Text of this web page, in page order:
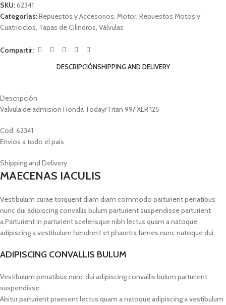
SKU:62341
Categorías:Repuestos y Accesorios, Motor, Repuestos Motos y
Cuatriciclos, Tapas de Cilindros, Válvulas
Compartir:
DESCRIPCIÓNSHIPPING AND DELIVERY
Descripción
Valvula de admision Honda Today/Titan 99/ XLR 125
Cod: 62341
Envios a todo el país
Shipping and Delivery
MAECENAS IACULIS
Vestibulum curae torquent diam diam commodo parturient penatibus
nunc dui adipiscing convallis bulum parturient suspendisse parturient
a.Parturient in parturient scelerisque nibh lectus quam a natoque
adipiscing a vestibulum hendrerit et pharetra fames nunc natoque dui.
ADIPISCING CONVALLIS BULUM
Vestibulum penatibus nunc dui adipiscing convallis bulum parturient
suspendisse.
Abitur parturient praesent lectus quam a natoque adipiscing a vestibulum